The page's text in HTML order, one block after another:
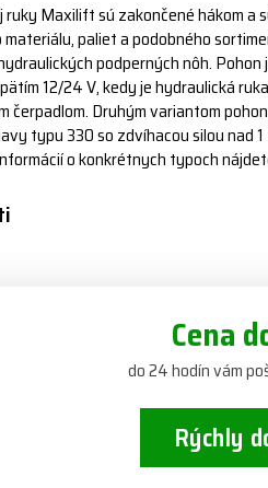
ruky Maxilift sú zakončené hákom a
paliet a podobného
podperných nôh.
12/24 V, kedy je hydraulická
čerpadlom. Druhým variantom
typu 330 so zdvíhacou silou nad
o konkrétnych typoch
Cena
do 24 hodín vám
Rýchly